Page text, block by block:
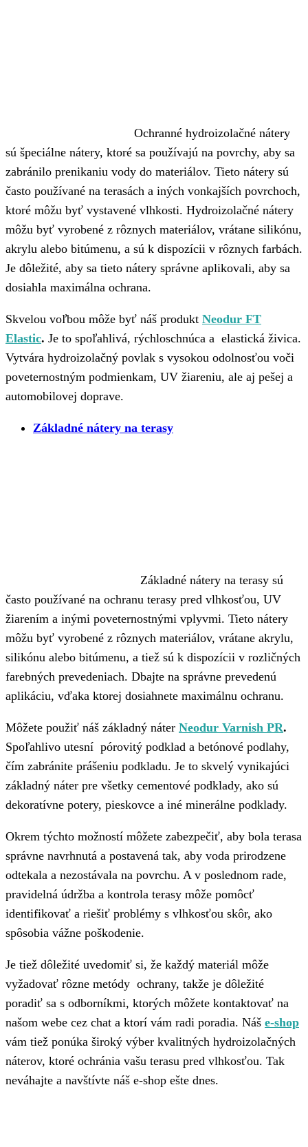
Ochranné hydroizolačné nátery
sú špeciálne nátery, ktoré sa používajú na povrchy, aby sa
zabránilo prenikaniu vody do materiálov. Tieto nátery sú
často používané na terasách a iných vonkajších povrchoch,
ktoré môžu byť vystavené vlhkosti. Hydroizolačné nátery
môžu byť vyrobené z rôznych materiálov, vrátane silikónu,
akrylu alebo bitúmenu, a sú k dispozícii v rôznych farbách.
Je dôležité, aby sa tieto nátery správne aplikovali, aby sa
dosiahla maximálna ochrana.
Skvelou voľbou môže byť náš produkt Neodur FT
Elastic. Je to spoľahlivá, rýchloschnúca a elastická živica.
Vytvára hydroizolačný povlak s vysokou odolnosťou voči
poveternostným podmienkam, UV žiareniu, ale aj pešej a
automobilovej doprave.
Základné nátery na terasy
Základné nátery na terasy sú
často používané na ochranu terasy pred vlhkosťou, UV
žiarením a inými poveternostnými vplyvmi. Tieto nátery
môžu byť vyrobené z rôznych materiálov, vrátane akrylu,
silikónu alebo bitúmenu, a tiež sú k dispozícii v rozličných
farebných prevedeniach. Dbajte na správne prevedenú
aplikáciu, vďaka ktorej dosiahnete maximálnu ochranu.
Môžete použiť náš základný náter Neodur Varnish PR.
Spoľahlivo utesní pórovitý podklad a betónové podlahy,
čím zabránite prášeniu podkladu. Je to skvelý vynikajúci
základný náter pre všetky cementové podklady, ako sú
dekoratívne potery, pieskovce a iné minerálne podklady.
Okrem týchto možností môžete zabezpečiť, aby bola terasa
správne navrhnutá a postavená tak, aby voda prirodzene
odtekala a nezostávala na povrchu. A v poslednom rade,
pravidelná údržba a kontrola terasy môže pomôcť
identifikovať a riešiť problémy s vlhkosťou skôr, ako
spôsobia vážne poškodenie.
Je tiež dôležité uvedomiť si, že každý materiál môže
vyžadovať rôzne metódy ochrany, takže je dôležité
poradiť sa s odborníkmi, ktorých môžete kontaktovať na
našom webe cez chat a ktorí vám radi poradia. Náš e-shop
vám tiež ponúka široký výber kvalitných hydroizolačných
náterov, ktoré ochránia vašu terasu pred vlhkosťou. Tak
neváhajte a navštívte náš e-shop ešte dnes.